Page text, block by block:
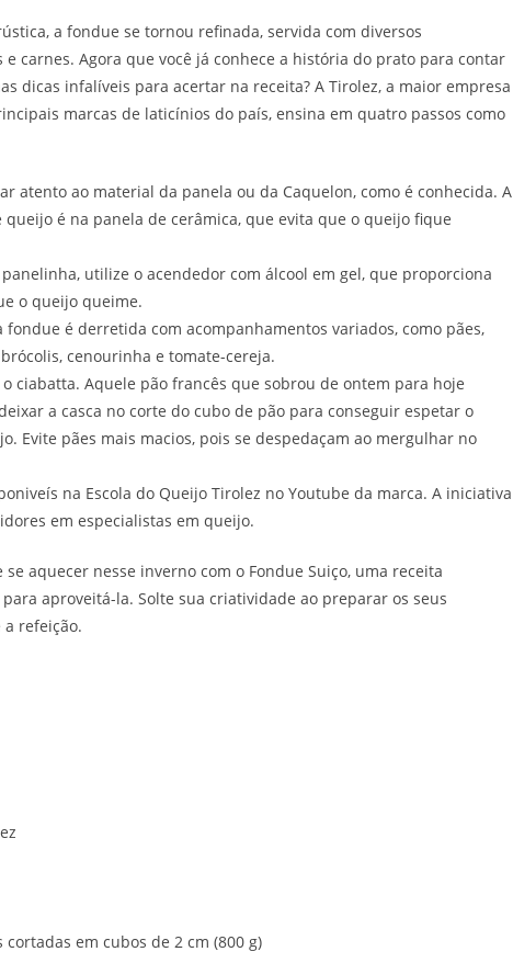
a fondue se tornou refinada, servida com diversos
carnes. Agora que você já conhece a história do prato para contar
dicas infalíveis para acertar na receita? A Tirolez, a maior empresa
marcas de laticínios do país, ensina em quatro passos como
atento ao material da panela ou da Caquelon, como é conhecida. A
é na panela de cerâmica, que evita que o queijo fique
utilize o acendedor com álcool em gel, que proporciona
o queijo queime.
é derretida com acompanhamentos variados, como pães,
cenourinha e tomate-cereja.
ciabatta. Aquele pão francês que sobrou de ontem para hoje
a casca no corte do cubo de pão para conseguir espetar o
Evite pães mais macios, pois se despedaçam ao mergulhar no
na Escola do Queijo Tirolez no Youtube da marca. A iniciativa
em especialistas em queijo.
aquecer nesse inverno com o Fondue Suiço, uma receita
aproveitá-la. Solte sua criatividade ao preparar os seus
refeição.
em cubos de 2 cm (800 g)